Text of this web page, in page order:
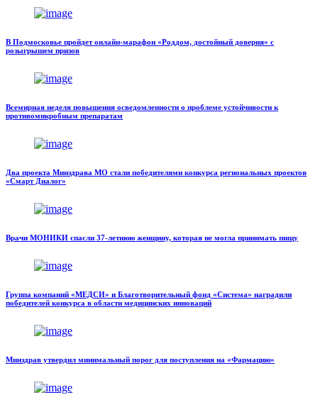
В Подмосковье пройдет онлайн-марафон «Роддом, достойный доверия» с
розыгрышем призов
Всемирная неделя повышения осведомленности о проблеме устойчивости к
противомикробным препаратам
Два проекта Минздрава МО стали победителями конкурса региональных проектов
«Смарт Диалог»
Врачи МОНИКИ спасли 37-летнюю женщину, которая не могла принимать пищу
Группа компаний «МЕДСИ» и Благотворительный фонд «Система» наградили
победителей конкурса в области медицинских инноваций
Минздрав утвердил минимальный порог для поступления на «Фармацию»